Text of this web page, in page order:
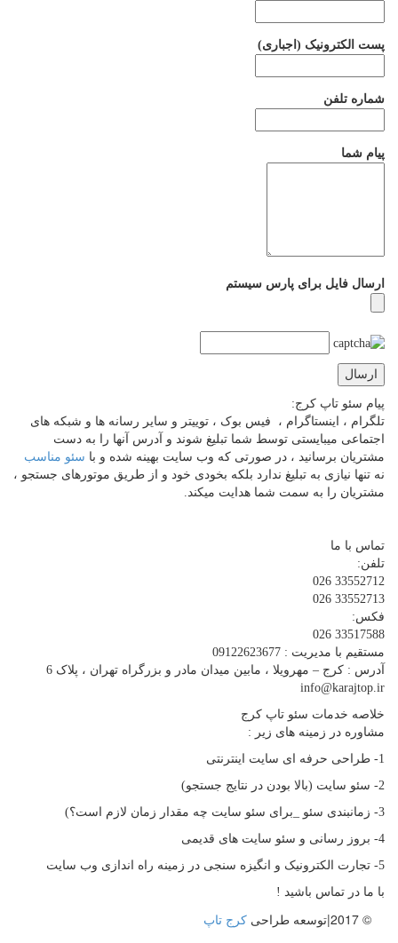
پست الکترونیک (اجباری)
شماره تلفن
پیام شما
ارسال فایل برای پارس سیستم
پیام سئو تاپ کرج:
تلگرام ، اینستاگرام ، فیس بوک ، توییتر و سایر رسانه ها و شبکه های
اجتماعی میبایستی توسط شما تبلیغ شوند و آدرس آنها را به دست
مشتریان برسانید ، در صورتی که وب سایت بهینه شده و با سئو مناسب
نه تنها نیازی به تبلیغ ندارد بلکه بخودی خود و از طریق موتورهای جستجو ،
مشتریان را به سمت شما هدایت میکند.
تماس با ما
تلفن:
33552712 026
33552713 026
فکس:
33517588 026
مستقیم با مدیریت : 09122623677
آدرس : کرج – مهرویلا ، مابین میدان مادر و بزرگراه تهران ، پلاک 6
info@karajtop.ir
خلاصه خدمات سئو تاپ کرج
مشاوره در زمینه های زیر :
1- طراحی حرفه ای سایت اینترنتی
2- سئو سایت (بالا بودن در نتایج جستجو)
3- زمانبندی سئو _برای سئو سایت چه مقدار زمان لازم است؟)
4- بروز رسانی و سئو سایت های قدیمی
5- تجارت الکترونیک و انگیزه سنجی در زمینه راه اندازی وب سایت
با ما در تماس باشید !
© 2017|توسعه طراحی کرج تاپ